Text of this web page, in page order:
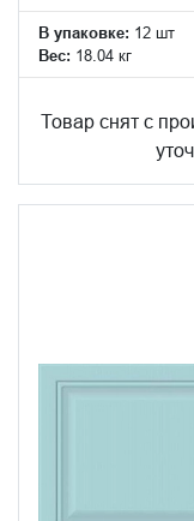
В упаковке: 12 шт
Вес: 18.04 кг
Товар снят с